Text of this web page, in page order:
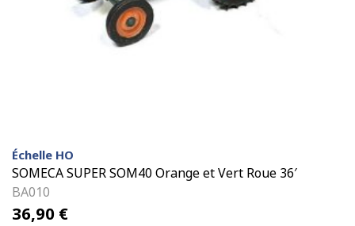
Échelle HO
SOMECA SUPER SOM40 Orange et Vert Roue 36′
BA010
36,90 €